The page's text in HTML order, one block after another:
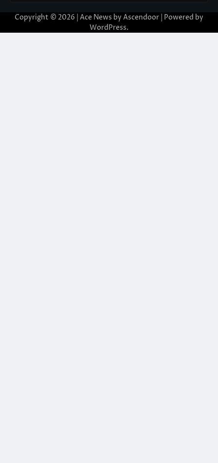
Copyright © 2026 | Ace News by Ascendoor | Powered by
WordPress.